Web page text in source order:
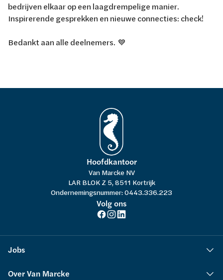
bedrijven elkaar op een laagdrempelige manier.
Inspirerende gesprekken en nieuwe connecties: check!
Bedankt aan alle deelnemers. 💙
Hoofdkantoor
Van Marcke NV
LAR BLOK Z 5, 8511 Kortrijk
Ondernemingsnummer: 0443.336.223
Volg ons
Jobs
Over Van Marcke